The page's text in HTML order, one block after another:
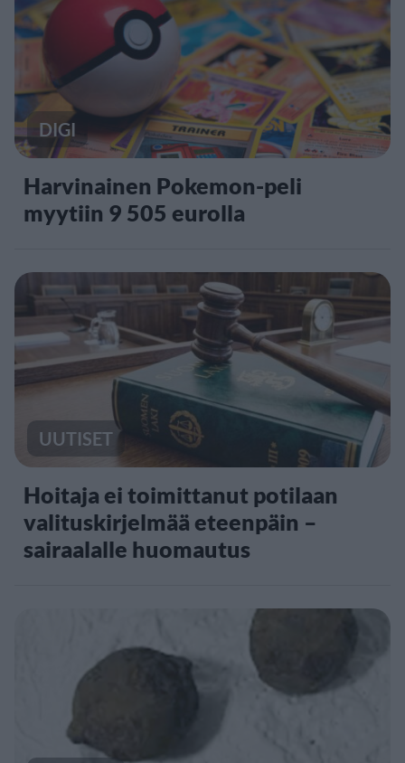
DIGI
Harvinainen Pokemon-peli
myytiin 9 505 eurolla
UUTISET
Hoitaja ei toimittanut potilaan
valituskirjelmää eteenpäin –
sairaalalle huomautus